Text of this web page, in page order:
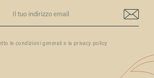
le condizioni generali e la privacy policy